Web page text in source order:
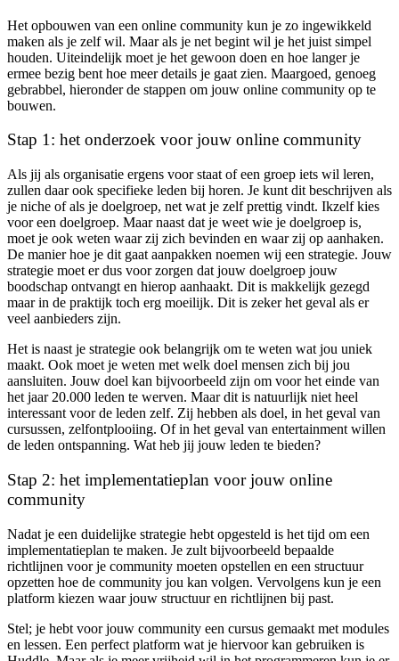
Het opbouwen van een online community kun je zo ingewikkeld
maken als je zelf wil. Maar als je net begint wil je het juist simpel
houden. Uiteindelijk moet je het gewoon doen en hoe langer je
ermee bezig bent hoe meer details je gaat zien. Maargoed, genoeg
gebrabbel, hieronder de stappen om jouw online community op te
bouwen.
Stap 1: het onderzoek voor jouw online community
Als jij als organisatie ergens voor staat of een groep iets wil leren,
zullen daar ook specifieke leden bij horen. Je kunt dit beschrijven als
je niche of als je doelgroep, net wat je zelf prettig vindt. Ikzelf kies
voor een doelgroep. Maar naast dat je weet wie je doelgroep is,
moet je ook weten waar zij zich bevinden en waar zij op aanhaken.
De manier hoe je dit gaat aanpakken noemen wij een strategie. Jouw
strategie moet er dus voor zorgen dat jouw doelgroep jouw
boodschap ontvangt en hierop aanhaakt. Dit is makkelijk gezegd
maar in de praktijk toch erg moeilijk. Dit is zeker het geval als er
veel aanbieders zijn.
Het is naast je strategie ook belangrijk om te weten wat jou uniek
maakt. Ook moet je weten met welk doel mensen zich bij jou
aansluiten. Jouw doel kan bijvoorbeeld zijn om voor het einde van
het jaar 20.000 leden te werven. Maar dit is natuurlijk niet heel
interessant voor de leden zelf. Zij hebben als doel, in het geval van
cursussen, zelfontplooiing. Of in het geval van entertainment willen
de leden ontspanning. Wat heb jij jouw leden te bieden?
Stap 2: het implementatieplan voor jouw online
community
Nadat je een duidelijke strategie hebt opgesteld is het tijd om een
implementatieplan te maken. Je zult bijvoorbeeld bepaalde
richtlijnen voor je community moeten opstellen en een structuur
opzetten hoe de community jou kan volgen. Vervolgens kun je een
platform kiezen waar jouw structuur en richtlijnen bij past.
Stel; je hebt voor jouw community een cursus gemaakt met modules
en lessen. Een perfect platform wat je hiervoor kan gebruiken is